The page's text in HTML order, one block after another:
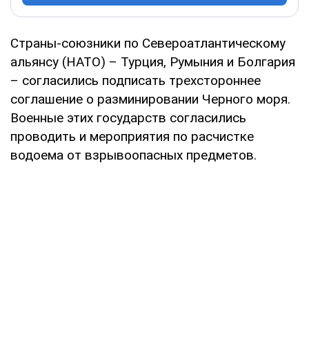
Страны-союзники по Североатлантическому
альянсу (НАТО) – Турция, Румыния и Болгария
– согласились подписать трехстороннее
соглашение о разминировании Черного моря.
Военные этих государств согласились
проводить и мероприятия по расчистке
водоема от взрывоопасных предметов.